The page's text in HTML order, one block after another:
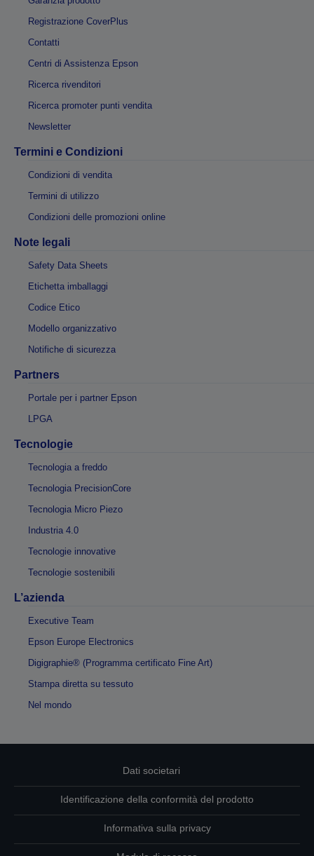
Registrazione CoverPlus
Contatti
Centri di Assistenza Epson
Ricerca rivenditori
Ricerca promoter punti vendita
Newsletter
Termini e Condizioni
Condizioni di vendita
Termini di utilizzo
Condizioni delle promozioni online
Note legali
Safety Data Sheets
Etichetta imballaggi
Codice Etico
Modello organizzativo
Notifiche di sicurezza
Partners
Portale per i partner Epson
LPGA
Tecnologie
Tecnologia a freddo
Tecnologia PrecisionCore
Tecnologia Micro Piezo
Industria 4.0
Tecnologie innovative
Tecnologie sostenibili
L’azienda
Executive Team
Epson Europe Electronics
Digigraphie® (Programma certificato Fine Art)
Stampa diretta su tessuto
Nel mondo
Dati societari
Identificazione della conformità del prodotto
Informativa sulla privacy